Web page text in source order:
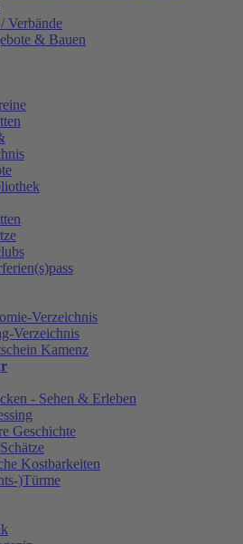
Verbände
& Bauen
Verzeichnis
Verzeichnis
Kamenz
- Sehen & Erleben
Geschichte
Kostbarkeiten
)Türme